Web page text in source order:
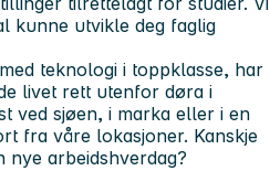
kunne utvikle deg faglig
teknologi i toppklasse, har
livet rett utenfor døra i
ved sjøen, i marka eller i en
fra våre lokasjoner. Kanskje
nye arbeidshverdag?